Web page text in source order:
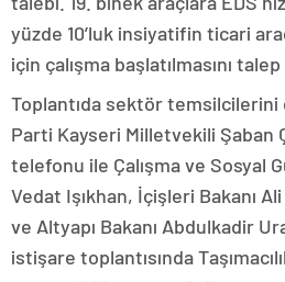
yüzde 10’luk insiyatifin ticari
için çalışma başlatılmasını
Toplantıda sektör
Parti Kayseri Milletvekili Şaban
telefonu ile Çalışma ve Sosyal
Vedat Işıkhan, İçişleri Bakanı
ve Altyapı Bakanı Abdulkadir
istişare toplantısında